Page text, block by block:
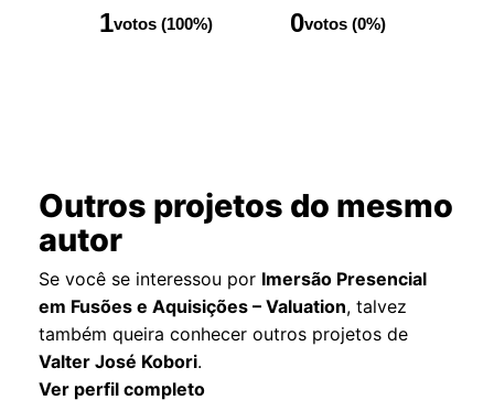
1votos (100%) 0votos (0%)
Outros projetos do mesmo
autor
Se você se interessou por Imersão Presencial
em Fusões e Aquisições – Valuation, talvez
também queira conhecer outros projetos de
Valter José Kobori.
Ver perfil completo